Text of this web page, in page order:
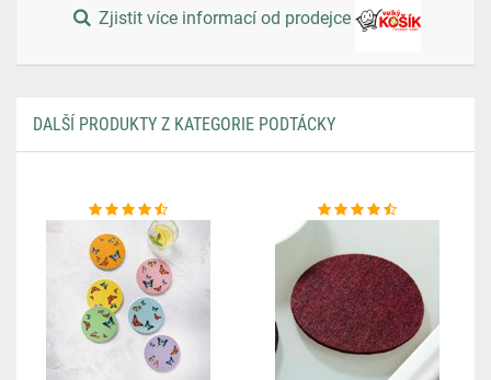
Zjistit více informací od prodejce
DALŠÍ PRODUKTY Z KATEGORIE PODTÁCKY